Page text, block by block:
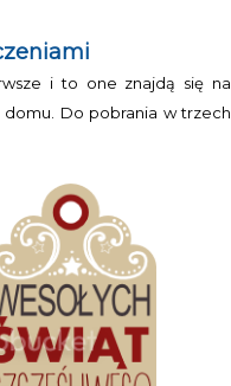
i to one znajdą się na
Do pobrania w trzech